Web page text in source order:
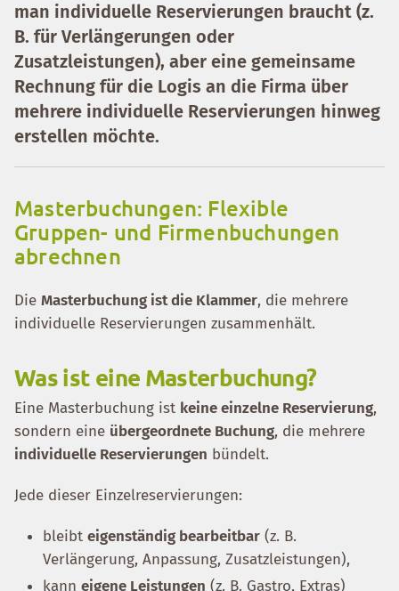
man individuelle Reservierungen braucht (z.
B. für Verlängerungen oder
Zusatzleistungen), aber eine gemeinsame
Rechnung für die Logis an die Firma über
mehrere individuelle Reservierungen hinweg
erstellen möchte.
Masterbuchungen: Flexible
Gruppen- und Firmenbuchungen
abrechnen
Die Masterbuchung ist die Klammer, die mehrere
individuelle Reservierungen zusammenhält.
Was ist eine Masterbuchung?
Eine Masterbuchung ist keine einzelne Reservierung,
sondern eine übergeordnete Buchung, die mehrere
individuelle Reservierungen bündelt.
Jede dieser Einzelreservierungen:
bleibt eigenständig bearbeitbar (z. B.
Verlängerung, Anpassung, Zusatzleistungen),
kann eigene Leistungen (z. B. Gastro, Extras)